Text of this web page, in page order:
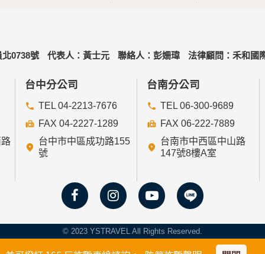
0738號 代表人：黃士元 聯絡人：彭姍瑋 法律顧問：禾和國
台中分公司
TEL 04-2213-7676
FAX 04-2227-1289
台中市中區成功路155
號
台南分公司
TEL 06-300-9689
FAX 06-222-7889
台南市中西區中山路
147號8樓A室
© 2023 YSTRAVEL All Rights Reserved.